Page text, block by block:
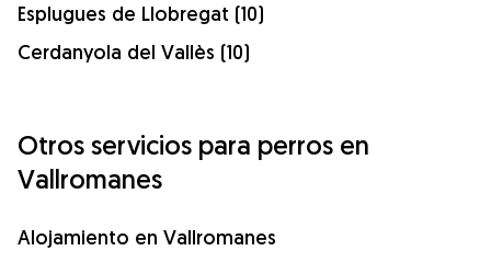
Esplugues de Llobregat (10)
Cerdanyola del Vallès (10)
Otros servicios para perros en
Vallromanes
Alojamiento en Vallromanes